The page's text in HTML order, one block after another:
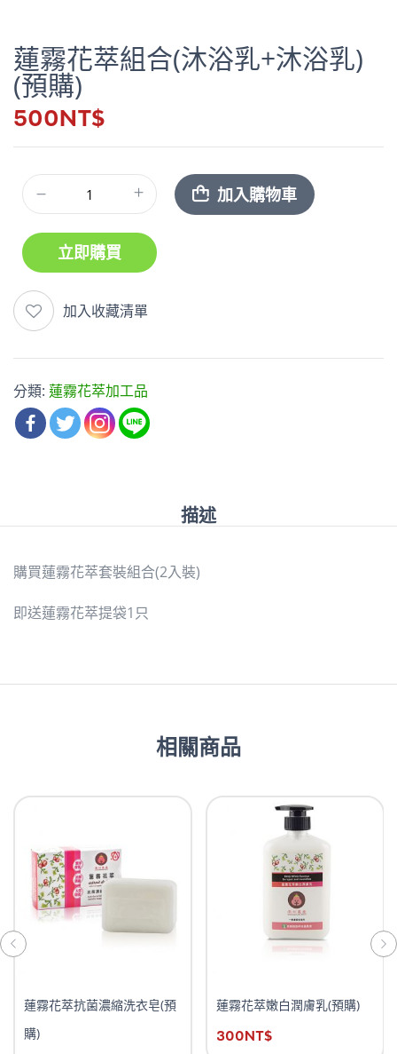
蓮霧花萃組合(沐浴乳+沐浴乳)
(預購)
500NT$
加入購物車
立即購買
加入收藏清單
分類: 蓮霧花萃加工品
描述
購買蓮霧花萃套裝組合(2入裝)
即送蓮霧花萃提袋1只
相關商品
蓮霧花萃抗菌濃縮洗衣皂(預
購)
蓮霧花萃嫩白潤膚乳(預購)
300NT$